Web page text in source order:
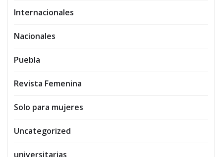
Internacionales
Nacionales
Puebla
Revista Femenina
Solo para mujeres
Uncategorized
universitarias